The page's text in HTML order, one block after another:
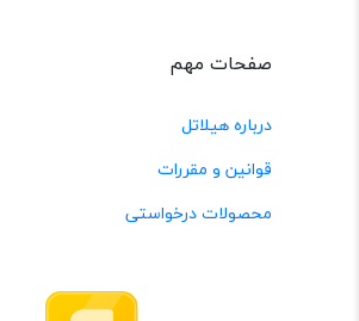
صفحات مهم
درباره هیلاتل
قوانین و مقررات
محصولات درخواستی